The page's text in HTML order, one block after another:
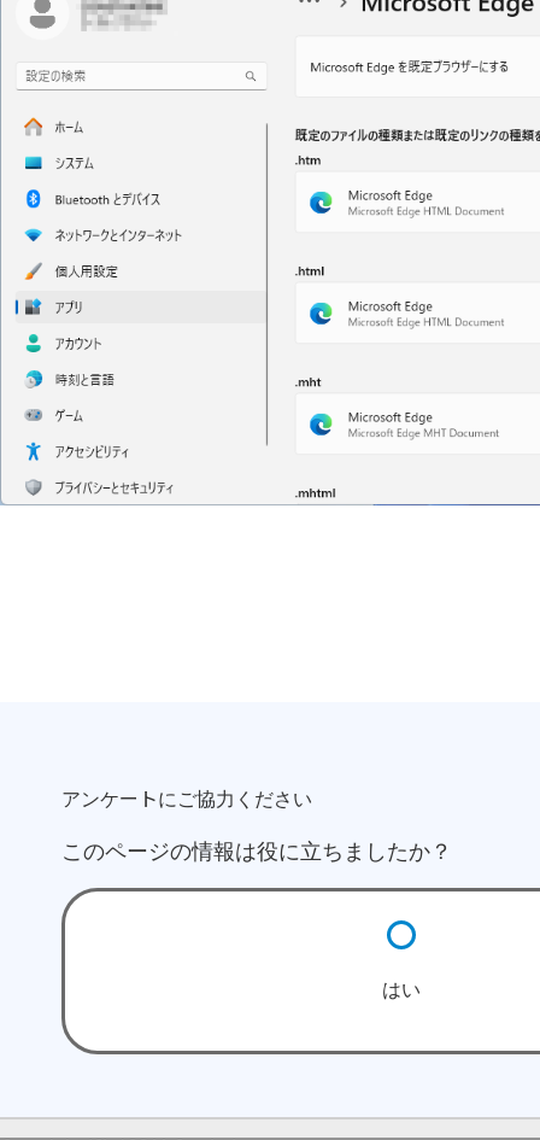
アンケートにご協力ください
このページの情報は役に立ちましたか？
はい